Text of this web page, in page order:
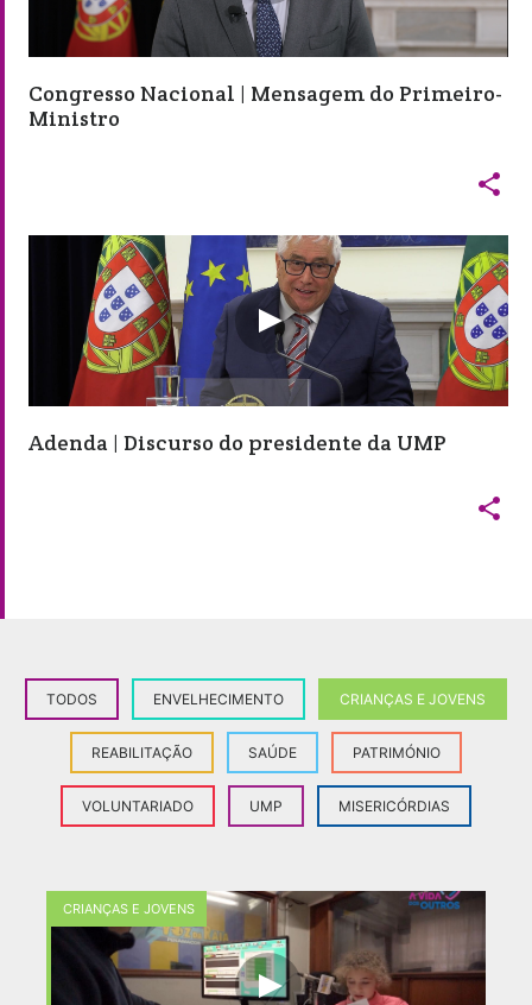
Congresso Nacional | Mensagem do Primeiro-
Ministro

Adenda | Discurso do presidente da UMP

TODOS ENVELHECIMENTO CRIANÇAS E JOVENS
REABILITAÇÃO SAÚDE PATRIMÓNIO
VOLUNTARIADO UMP MISERICÓRDIAS
CRIANÇAS E JOVENS